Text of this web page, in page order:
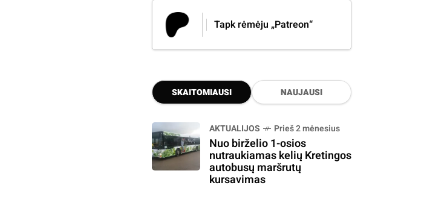
Tapk rėmėju „Patreon“
SKAITOMIAUSI NAUJAUSI
AKTUALIJOS Prieš 2 mėnesius
Nuo birželio 1-osios
nutraukiamas kelių Kretingos
autobusų maršrutų
kursavimas